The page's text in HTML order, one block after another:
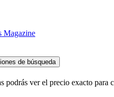
Magazine
de búsqueda
podrás ver el precio exacto para